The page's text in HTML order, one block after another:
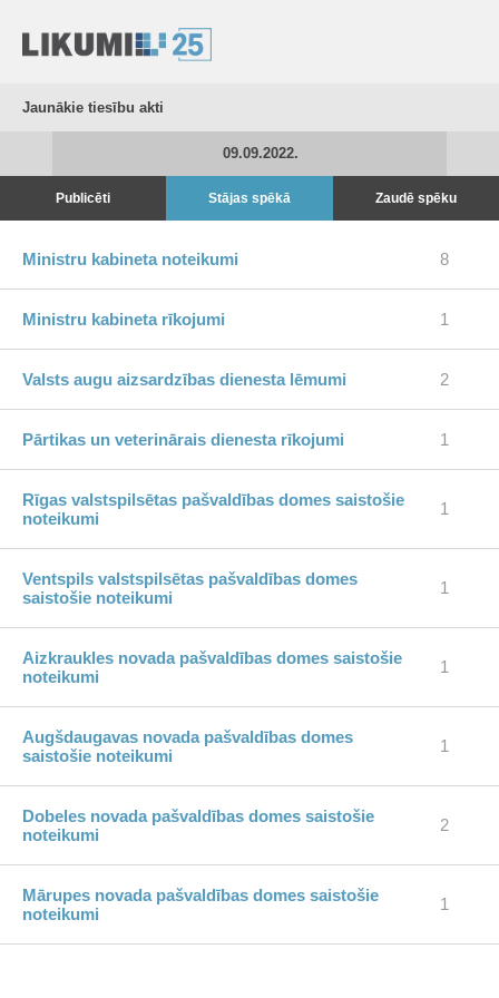
Jaunākie tiesību akti
09.09.2022.
Publicēti Stājas spēkā Zaudē spēku
Ministru kabineta noteikumi 8
Ministru kabineta rīkojumi 1
Valsts augu aizsardzības dienesta lēmumi 2
Pārtikas un veterinārais dienesta rīkojumi 1
Rīgas valstspilsētas pašvaldības domes saistošie
noteikumi
1
Ventspils valstspilsētas pašvaldības domes
saistošie noteikumi
1
Aizkraukles novada pašvaldības domes saistošie
noteikumi
1
Augšdaugavas novada pašvaldības domes
saistošie noteikumi
1
Dobeles novada pašvaldības domes saistošie
noteikumi
2
Mārupes novada pašvaldības domes saistošie
noteikumi
1